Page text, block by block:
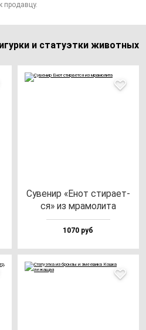
продавцу.
и статуэтки животных
Суве­нир «Енот сти­ра­ет­
ся» из мра­мо­ли­та
1070 руб